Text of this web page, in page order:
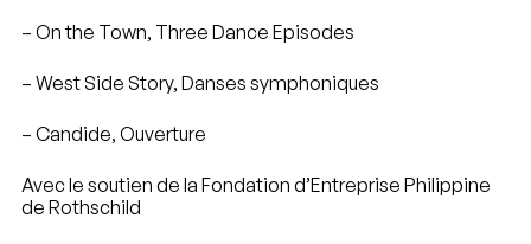
– On the Town, Three Dance Episodes
– West Side Story, Danses symphoniques
– Candide, Ouverture
Avec le soutien de la Fondation d’Entreprise Philippine
de Rothschild